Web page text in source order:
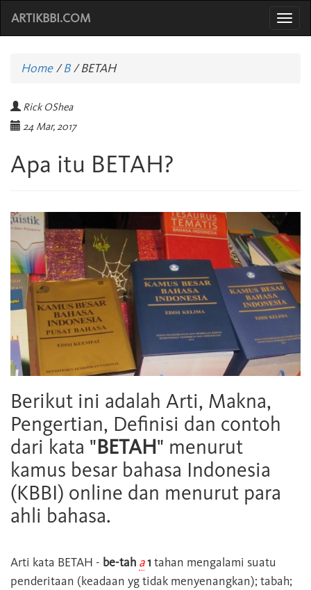
ARTIKBBI.COM
Home/B /BETAH
Rick OShea
24 Mar, 2017
Apa itu BETAH?
Berikut ini adalah Arti, Makna,
Pengertian, Definisi dan contoh
dari kata "BETAH" menurut
kamus besar bahasa Indonesia
(KBBI) online dan menurut para
ahli bahasa.
Arti kata BETAH - be-tah a1 tahan mengalami suatu
penderitaan (keadaan yg tidak menyenangkan); tabah;